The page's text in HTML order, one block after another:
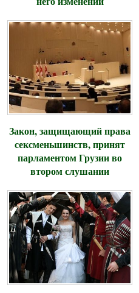
Закон, защищающий права
сексменьшинств, принят
парламентом Грузии во
втором слушании